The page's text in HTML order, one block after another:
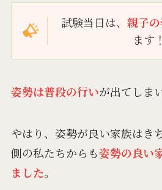
試験当日は、親子
ます
姿勢は普段の行いが出てしま
やはり、姿勢が良い家族はき
側の私たちからも姿勢の良い
ました。